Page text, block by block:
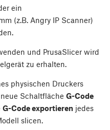
ein
(z.B. Angry IP Scanner)
und PrusaSlicer wird
zu erhalten.
physischen Druckers
Schaltfläche G-Code
G-Code exportieren jedes
slicen.